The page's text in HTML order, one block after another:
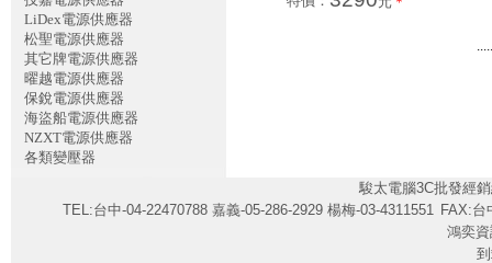
LiDex電源供應器
松聖電源供應器
其它牌電源供應器
曜越電源供應器
保銳電源供應器
海盜船電源供應器
NZXT電源供應器
各類變壓器
駿太電腦3C批發經
TEL:台中-04-22470788 嘉義-05-286-2929 楊梅-03-4311551 FAX:台
鴻奕